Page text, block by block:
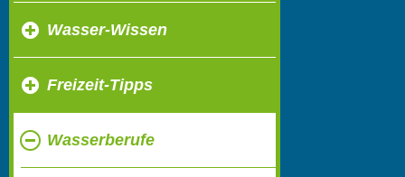
Wasser-Wissen
Freizeit-Tipps
Wasserberufe